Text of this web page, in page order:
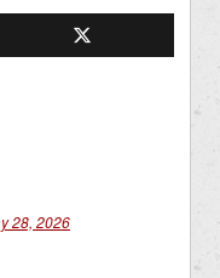
28, 2026